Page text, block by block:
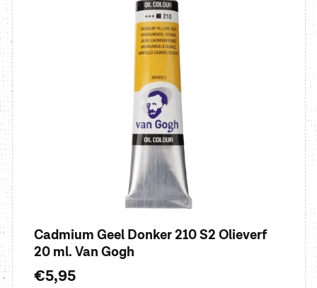
Cadmium Geel Donker 210 S2 Olieverf
20 ml. Van Gogh
Normale
€5,95